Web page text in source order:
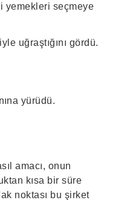
yemekleri seçmeye
uğraştığını gördü.
yürüdü.
amacı, onun
kısa bir süre
noktası bu şirket